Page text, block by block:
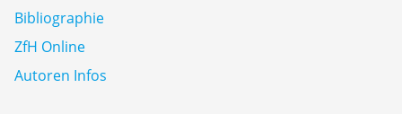
Bibliographie
ZfH Online
Autoren Infos